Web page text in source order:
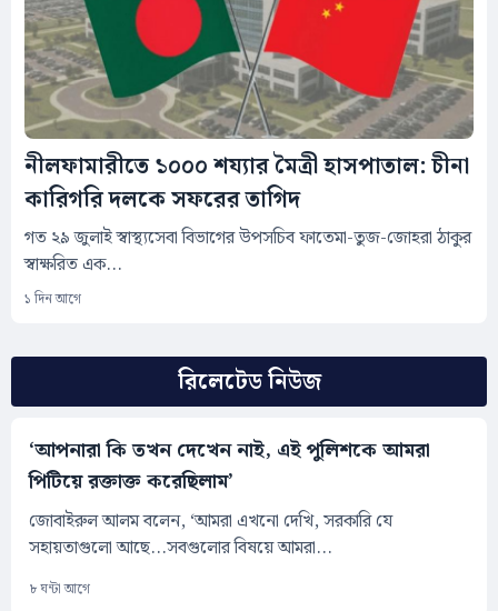
রিলেটেড নিউজ
‘আপনারা কি তখন দেখেন নাই, এই পুলিশকে আমরা
পিটিয়ে রক্তাক্ত করেছিলাম’
জোবাইরুল আলম বলেন, ‘আমরা এখনো দেখি, সরকারি যে
সহায়তাগুলো আছে...সবগুলোর বিষয়ে আমরা...
৮ ঘন্টা আগে
নীলফামারীতে ১০০০ শয্যার মৈত্রী হাসপাতাল: চীনা
কারিগরি দলকে সফরের তাগিদ
গত ২৯ জুলাই স্বাস্থ্যসেবা বিভাগের উপসচিব ফাতেমা-তুজ-জোহরা ঠাকুর
স্বাক্ষরিত এক...
১ দিন আগে